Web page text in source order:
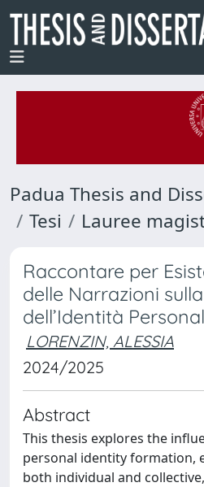
Padua Thesis and
Tesi
Lauree
Raccontare per
delle Narrazioni
dell’Identità
LORENZIN, ALESSIA
2024/2025
Abstract
This thesis explores the
personal identity formation,
both individual and